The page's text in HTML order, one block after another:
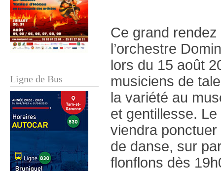
Ligne de Bus
Ce grand
l’orchestre
lors du 15 août
musiciens de
la variété au
et gentillesse.
viendra
de danse, sur
flonflons dès